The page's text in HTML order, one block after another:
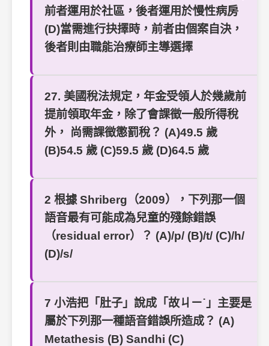
前者運用於社區，後者運用於慢性病房
(D)當需進行抉擇時，前者由個案自決，
後者則由職能治療師主導選擇
27. 美國稅法規定，年金受領人於幾歲前
提前領取年金，除了會課徵一般所得稅
外， 尚需課徵懲罰稅？ (A)49.5 歲
(B)54.5 歲 (C)59.5 歲 (D)64.5 歲
2 根據 Shriberg（2009），下列那一個
語音最有可能成為兒童的殘餘錯誤
（residual error）？ (A)/p/ (B)/t/ (C)/h/
(D)/s/
7 小浩把「肚子」說成「故ㄐㄧ˙」主要是
屬於下列那一種語音錯誤所造成？ (A)
Metathesis (B) Sandhi (C)